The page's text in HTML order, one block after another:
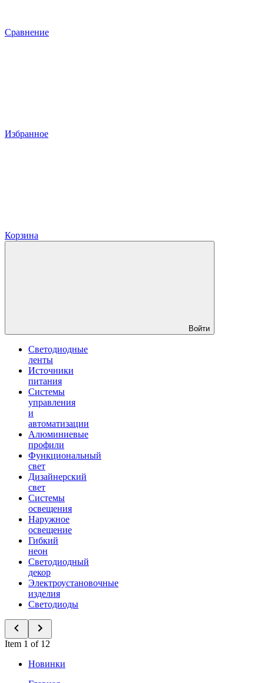
Сравнение
Избранное
Корзина
Войти
Светодиодные
ленты
Источники
питания
Системы
управления
и
автоматизации
Алюминиевые
профили
Функциональный
свет
Дизайнерский
свет
Системы
освещения
Наружное
освещение
Гибкий
неон
Светодиодный
декор
Электроустановочные
изделия
Светодиоды
Item 1 of 12
Новинки